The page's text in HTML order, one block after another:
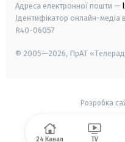
Адреса електронної пошти —
Ідентифікатор онлайн-медіа
R40-06057
© 2005—2026, ПрАТ
Розробка
24 Канал TV